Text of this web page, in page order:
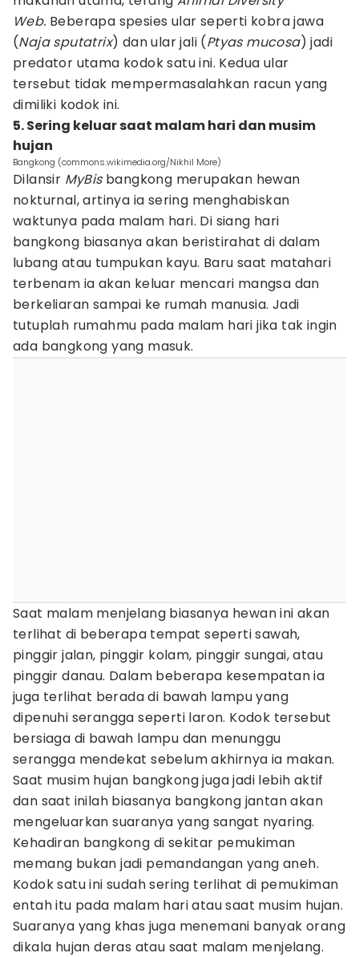
Web. Beberapa spesies ular seperti kobra jawa
(Naja sputatrix) dan ular jali (Ptyas mucosa) jadi
predator utama kodok satu ini. Kedua ular
tersebut tidak mempermasalahkan racun yang
dimiliki kodok ini.
5. Sering keluar saat malam hari dan musim
hujan
Bangkong (commons.wikimedia.org/Nikhil More)
Dilansir MyBis bangkong merupakan hewan
nokturnal, artinya ia sering menghabiskan
waktunya pada malam hari. Di siang hari
bangkong biasanya akan beristirahat di dalam
lubang atau tumpukan kayu. Baru saat matahari
terbenam ia akan keluar mencari mangsa dan
berkeliaran sampai ke rumah manusia. Jadi
tutuplah rumahmu pada malam hari jika tak ingin
ada bangkong yang masuk.
Saat malam menjelang biasanya hewan ini akan
terlihat di beberapa tempat seperti sawah,
pinggir jalan, pinggir kolam, pinggir sungai, atau
pinggir danau. Dalam beberapa kesempatan ia
juga terlihat berada di bawah lampu yang
dipenuhi serangga seperti laron. Kodok tersebut
bersiaga di bawah lampu dan menunggu
serangga mendekat sebelum akhirnya ia makan.
Saat musim hujan bangkong juga jadi lebih aktif
dan saat inilah biasanya bangkong jantan akan
mengeluarkan suaranya yang sangat nyaring.
Kehadiran bangkong di sekitar pemukiman
memang bukan jadi pemandangan yang aneh.
Kodok satu ini sudah sering terlihat di pemukiman
entah itu pada malam hari atau saat musim hujan.
Suaranya yang khas juga menemani banyak orang
dikala hujan deras atau saat malam menjelang.